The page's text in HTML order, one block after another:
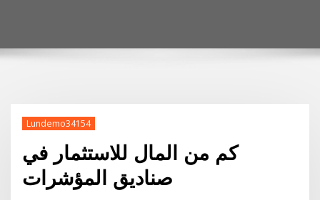
Lundemo34154
كم من المال للاستثمار في
صناديق المؤشرات